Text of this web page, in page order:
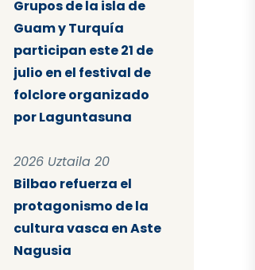
Grupos de la isla de
Guam y Turquía
participan este 21 de
julio en el festival de
folclore organizado
por Laguntasuna
2026 Uztaila 20
Bilbao refuerza el
protagonismo de la
cultura vasca en Aste
Nagusia